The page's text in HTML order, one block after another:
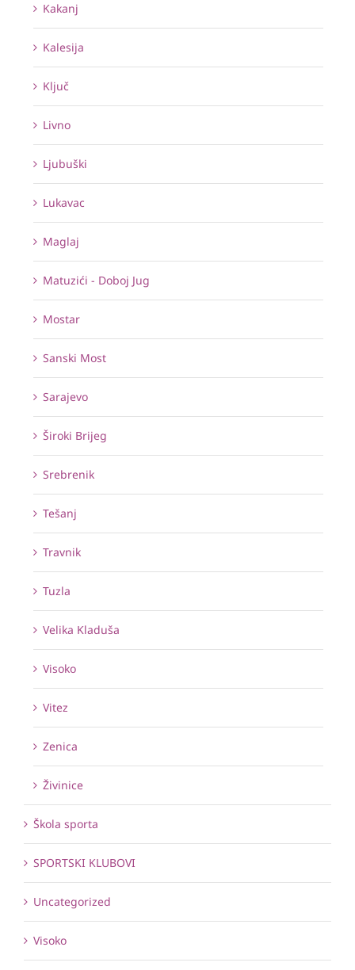
Kakanj
Kalesija
Ključ
Livno
Ljubuški
Lukavac
Maglaj
Matuzići - Doboj Jug
Mostar
Sanski Most
Sarajevo
Široki Brijeg
Srebrenik
Tešanj
Travnik
Tuzla
Velika Kladuša
Visoko
Vitez
Zenica
Živinice
Škola sporta
SPORTSKI KLUBOVI
Uncategorized
Visoko